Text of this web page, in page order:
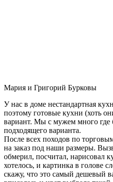
Мария и Григорий Бурковы
У нас в доме нестандартная
поэтому готовые кухни (хоть
вариант. Мы с мужем много
подходящего варианта.
После всех походов по
на заказ под наши размеры.
обмерил, посчитал, нарисовал
хотелось, и картинка в голове
скажу, что это самый дешевый